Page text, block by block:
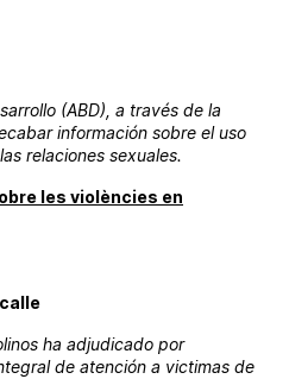
(ABD), a través de la
información sobre el uso
relaciones sexuales.
les violències en
ha adjudicado por
de atención a victimas de